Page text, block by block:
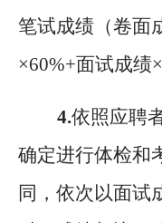
笔试成绩（卷面
×60%+面试成绩
4.依照应聘
确定进行体检和
同，依次以面试